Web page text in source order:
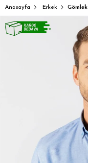
Anasayfa Erkek Gömlek